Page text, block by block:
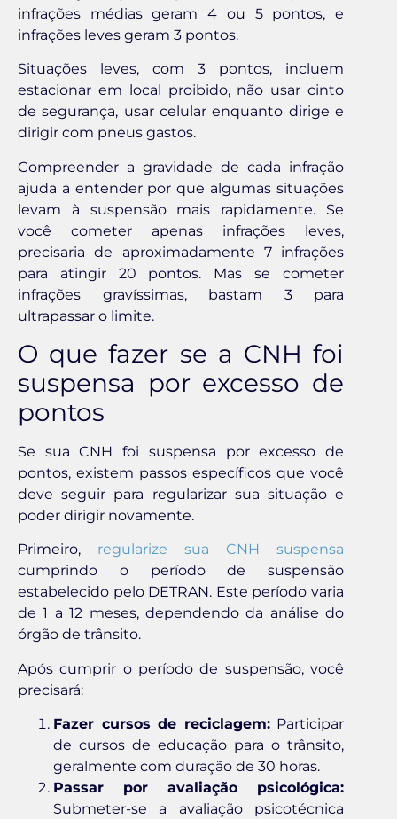
infrações médias geram 4 ou 5 pontos, e
infrações leves geram 3 pontos.
Situações leves, com 3 pontos, incluem
estacionar em local proibido, não usar cinto
de segurança, usar celular enquanto dirige e
dirigir com pneus gastos.
Compreender a gravidade de cada infração
ajuda a entender por que algumas situações
levam à suspensão mais rapidamente. Se
você cometer apenas infrações leves,
precisaria de aproximadamente 7 infrações
para atingir 20 pontos. Mas se cometer
infrações gravíssimas, bastam 3 para
ultrapassar o limite.
O que fazer se a CNH foi
suspensa por excesso de
pontos
Se sua CNH foi suspensa por excesso de
pontos, existem passos específicos que você
deve seguir para regularizar sua situação e
poder dirigir novamente.
Primeiro, regularize sua CNH suspensa
cumprindo o período de suspensão
estabelecido pelo DETRAN. Este período varia
de 1 a 12 meses, dependendo da análise do
órgão de trânsito.
Após cumprir o período de suspensão, você
precisará:
Fazer cursos de reciclagem:Participar
de cursos de educação para o trânsito,
geralmente com duração de 30 horas.
Passar por avaliação psicológica:
Submeter-se a avaliação psicotécnica